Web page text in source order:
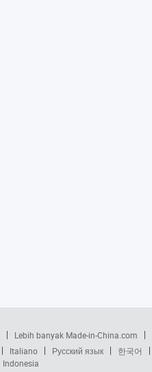
Lebih banyak Made-in-China.com
Italiano Русский язык 한국어
Indonesia